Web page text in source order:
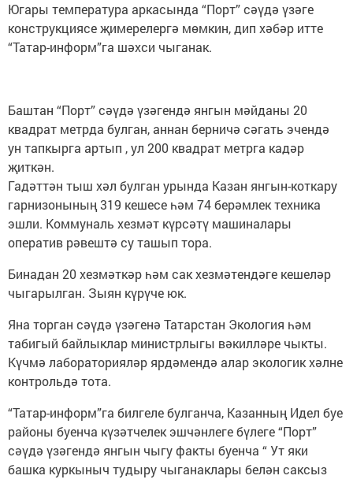
Югары температура аркасында “Порт” сәүдә үзәге
конструкциясе җимерелергә мөмкин, дип хәбәр итте
“Татар-информ”га шәхси чыганак.
Баштан “Порт” сәүдә үзәгендә янгын мәйданы 20
квадрат метрда булган, аннан берничә сәгать эчендә
ун тапкырга артып , ул 200 квадрат метрга кадәр
җиткән.
Гадәттән тыш хәл булган урында Казан янгын-коткару
гарнизонының 319 кешесе һәм 74 берәмлек техника
эшли. Коммуналь хезмәт күрсәтү машиналары
оператив рәвештә су ташып тора.
Бинадан 20 хезмәткәр һәм сак хезмәтендәге кешеләр
чыгарылган. Зыян күрүче юк.
Яна торган сәүдә үзәгенә Татарстан Экология һәм
табигый байлыклар министрлыгы вәкилләре чыкты.
Күчмә лабораторияләр ярдәмендә алар экологик хәлне
контрольдә тота.
“Татар-информ”га билгеле булганча, Казанның Идел буе
районы буенча күзәтчелек эшчәнлеге бүлеге “Порт”
сәүдә үзәгендә янгын чыгу факты буенча “ Ут яки
башка куркыныч тудыру чыганаклары белән саксыз